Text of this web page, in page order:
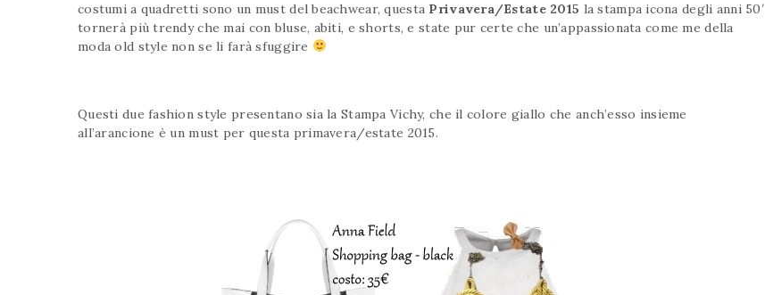
costumi a quadretti sono un must del beachwear, questa Privavera/Estate 2015 la stampa icona degli anni 50′
tornerà più trendy che mai con bluse, abiti, e shorts, e state pur certe che un’appassionata come me della
moda old style non se li farà sfuggire
Questi due fashion style presentano sia la Stampa Vichy, che il colore giallo che anch’esso insieme
all’arancione è un must per questa primavera/estate 2015.